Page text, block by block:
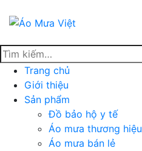
Trang chủ
Giới thiệu
Sản phẩm
Đồ bảo hộ y tế
Áo mưa thương hiệu
Áo mưa bán lẻ